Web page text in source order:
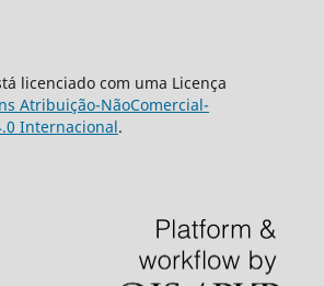
licenciado com uma Licença
Atribuição-NãoComercial-
Internacional.